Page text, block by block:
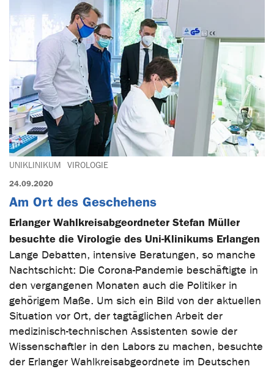
UNIKLINIKUM VIROLOGIE
24.09.2020
Am Ort des Geschehens
Erlanger Wahlkreisabgeordneter Stefan Müller
besuchte die Virologie des Uni-Klinikums Erlangen
Lange Debatten, intensive Beratungen, so manche
Nachtschicht: Die Corona-Pandemie beschäftigte in
den vergangenen Monaten auch die Politiker in
gehörigem Maße. Um sich ein Bild von der aktuellen
Situation vor Ort, der tagtäglichen Arbeit der
medizinisch-technischen Assistenten sowie der
Wissenschaftler in den Labors zu machen, besuchte
der Erlanger Wahlkreisabgeordnete im Deutschen